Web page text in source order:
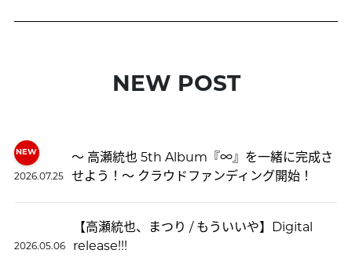
NEW POST
2026.07.25
〜 高瀬統也 5th Album『∞』を一緒に完成さ
せよう！〜 クラウドファンディング開始！
2026.05.06
【高瀬統也、まつり / もういいや】Digital
release!!!